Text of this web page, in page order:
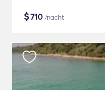
$710 /nacht